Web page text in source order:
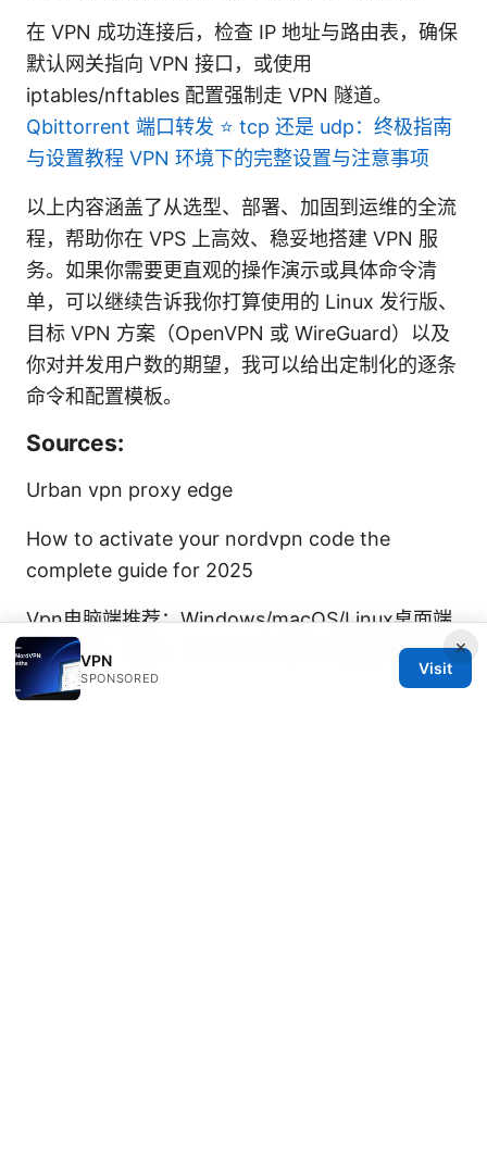
在 VPN 成功连接后，检查 IP 地址与路由表，确保
默认网关指向 VPN 接口，或使用
iptables/nftables 配置强制走 VPN 隧道。
Qbittorrent 端口转发 ⭐ tcp 还是 udp：终极指南
与设置教程 VPN 环境下的完整设置与注意事项
以上内容涵盖了从选型、部署、加固到运维的全流
程，帮助你在 VPS 上高效、稳妥地搭建 VPN 服
务。如果你需要更直观的操作演示或具体命令清
单，可以继续告诉我你打算使用的 Linux 发行版、
目标 VPN 方案（OpenVPN 或 WireGuard）以及
你对并发用户数的期望，我可以给出定制化的逐条
命令和配置模板。
Sources:
Urban vpn proxy edge
How to activate your nordvpn code the
complete guide for 2025
Vpn电脑端推荐：Windows/macOS/Linux桌面端
VPN选型、速度、隐私保护与解锁地域限制的完整
指南
×
VPN
SPONSORED
Visit